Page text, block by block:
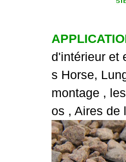
d'intérieur et
s Horse,
montage ,
os , Aires de